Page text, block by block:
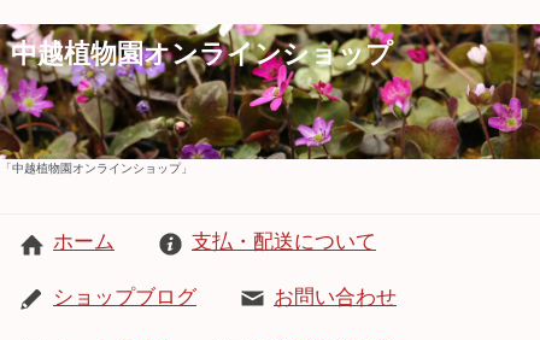
中越植物園オンラインショップ
「中越植物園オンラインショップ」
ホーム 支払・配送について
ショップブログ お問い合わせ